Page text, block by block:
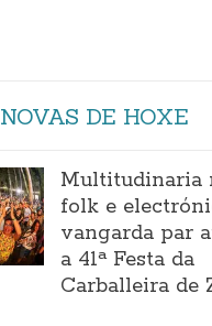
NOVAS DE HOXE
Multitudinaria
folk e
vangarda par
a 41ª Festa da
Carballeira de